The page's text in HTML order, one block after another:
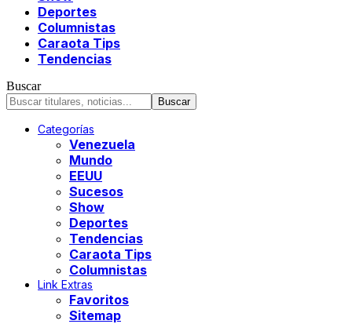
Deportes
Columnistas
Caraota Tips
Tendencias
Buscar
Categorías
Venezuela
Mundo
EEUU
Sucesos
Show
Deportes
Tendencias
Caraota Tips
Columnistas
Link Extras
Favoritos
Sitemap